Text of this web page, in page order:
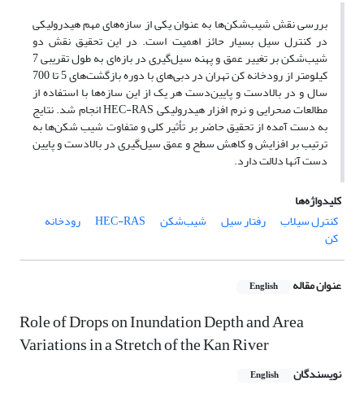
بررسی نقش شیب‌شکن‌ها به عنوان یکی از سازه‌های مهم هیدرولیکی
در کنترل سیل بسیار حائز اهمیت است. در این تحقیق نقش دو
شیب‌شکن بر تغییر عمق و پهنه سیل‌گیری در بازه‌ای به طول تقریبی 7
کیلومتر از رودخانه کن تهران در دبی‌های با دوره بازگشت‌های 5 تا 700
سال و در بالادست و پایین‌دست هر یک از این سازه‌ها با استفاده از
مطالعات صحرایی و نرم افزار هیدرولیکی HEC-RAS انجام شد. نتایج
به دست آمده از تحقیق حاضر بر تأثیر کلی و متفاوت شیب شکن‌ها به
ترتیب بر افزایش و کاهش سطح و عمق سیل‌گیری در بالادست و پایین
دست آنها دلالت دارد.
کلیدواژه‌ها
کنترل سیلاب
رفتار سیل شیب‌شکن HEC-RAS رودخانه
کن
عنوان مقاله English
Role of Drops on Inundation Depth and Area
Variations in a Stretch of the Kan River
نویسندگان English